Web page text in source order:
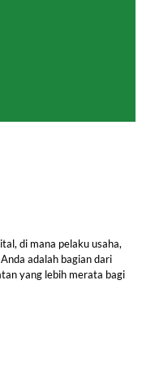
di mana pelaku usaha,
adalah bagian dari
yang lebih merata bagi